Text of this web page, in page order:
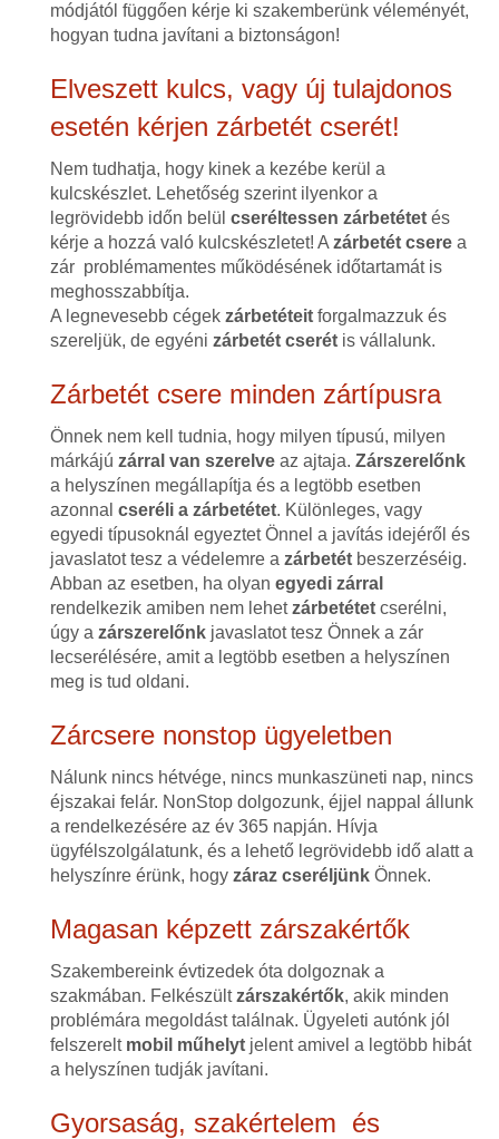
módjától függően kérje ki szakemberünk véleményét,
hogyan tudna javítani a biztonságon!
Elveszett kulcs, vagy új tulajdonos
esetén kérjen zárbetét cserét!
Nem tudhatja, hogy kinek a kezébe kerül a
kulcskészlet. Lehetőség szerint ilyenkor a
legrövidebb időn belül cseréltessen zárbetétetés
kérje a hozzá való kulcskészletet! A zárbetét cserea
zár problémamentes működésének időtartamát is
meghosszabbítja.
A legnevesebb cégek zárbetéteitforgalmazzuk és
szereljük, de egyéni zárbetét cserétis vállalunk.
Zárbetét csere minden zártípusra
Önnek nem kell tudnia, hogy milyen típusú, milyen
márkájú zárral van szerelveaz ajtaja. Zárszerelőnk
a helyszínen megállapítja és a legtöbb esetben
azonnal cseréli a zárbetétet. Különleges, vagy
egyedi típusoknál egyeztet Önnel a javítás idejéről és
javaslatot tesz a védelemre a zárbetétbeszerzéséig.
Abban az esetben, ha olyan egyedi zárral
rendelkezik amiben nem lehetzárbetétetcserélni,
úgy a zárszerelőnkjavaslatot tesz Önnek a zár
lecserélésére, amit a legtöbb esetben a helyszínen
meg is tud oldani.
Zárcsere nonstop ügyeletben
Nálunk nincs hétvége, nincs munkaszüneti nap, nincs
éjszakai felár. NonStop dolgozunk, éjjel nappal állunk
a rendelkezésére az év 365 napján. Hívja
ügyfélszolgálatunk, és a lehető legrövidebb idő alatt a
helyszínre érünk, hogy záraz cseréljünkÖnnek.
Magasan képzett zárszakértők
Szakembereink évtizedek óta dolgoznak a
szakmában. Felkészültzárszakértők, akik minden
problémára megoldást találnak. Ügyeleti autónk jól
felszerelt mobil műhelytjelent amivel a legtöbb hibát
a helyszínen tudják javítani.
Gyorsaság, szakértelem és